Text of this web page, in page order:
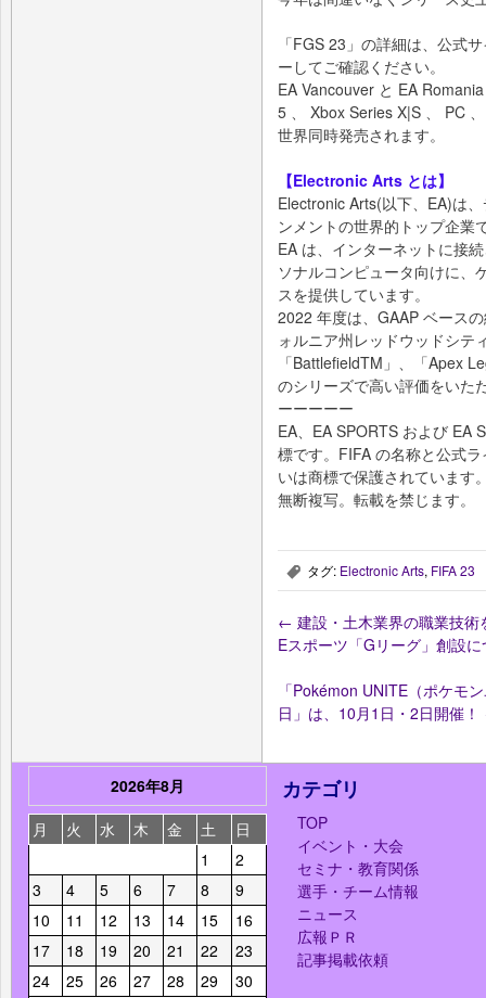
「FGS 23」の詳細は、公式
ーしてご確認ください。
EA Vancouver と EA
5 、 Xbox Series X|S 、 PC
世界同時発売されます。
【Electronic Arts とは】
Electronic Arts(以下、EA)は
ンメントの世界的トップ企業
EA は、インターネットに接
ソナルコンピュータ向けに、
スを提供しています。
2022 年度は、GAAP ベース
ォルニア州レッドウッドシテ
「BattlefieldTM」、「Apex
のシリーズで高い評価をいた
ーーーーー
EA、EA SPORTS および EA
標です。FIFA の名称と公式
いは商標で保護されています
無断複写。転載を禁じます。
, タグ: Electronic Arts, FIFA 23
← 建設・土木業界の職業技
Eスポーツ「Gリーグ」創設
「Pokémon UNITE（ポケモ
日」は、10月1日・2日開催！
2026年8月
月
火 水 木 金 土
日
1
2
3
4 5 6 7 8
9
10
11 12 13 14 15
16
17
18 19 20 21 22
23
24
25 26 27 28 29
30
カテゴリ
TOP
イベント・大会
セミナ・教育関係
選手・チーム情報
ニュース
広報ＰＲ
記事掲載依頼